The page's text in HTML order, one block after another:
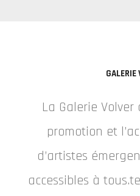
GALERIE
La Galerie
promotion et
d’artistes
accessibles à